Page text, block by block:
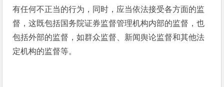
有任何不正当的行为，同时，应当依法接受各方面的监
督，这既包括国务院证券监督管理机构内部的监督，也
包括外部的监督，如群众监督、新闻舆论监督和其他法
定机构的监督等。